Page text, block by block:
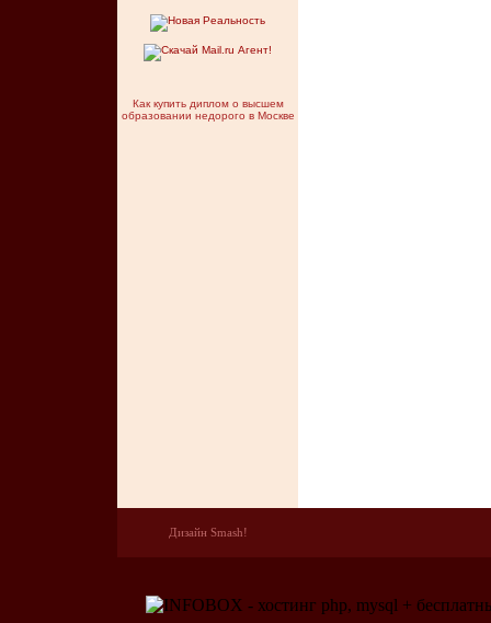
Как купить диплом о высшем
образовании недорого в Москве
Дизайн Smash!